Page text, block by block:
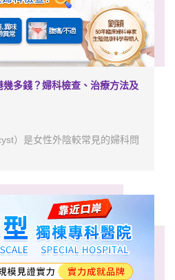
幾多錢？婦科檢查、治療方法及
）是女性外陰較常見的婦科問